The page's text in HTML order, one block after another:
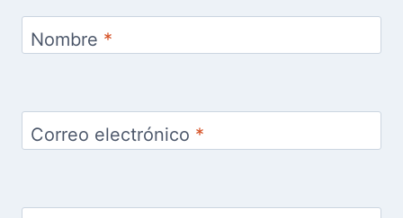
Nombre *
Correo electrónico *